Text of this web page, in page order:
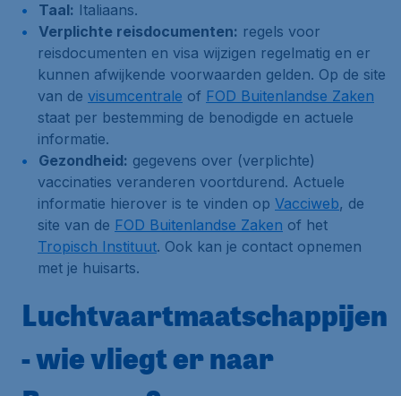
Taal: Italiaans.
Verplichte reisdocumenten: regels voor
reisdocumenten en visa wijzigen regelmatig en er
kunnen afwijkende voorwaarden gelden. Op de site
van de visumcentrale of FOD Buitenlandse Zaken
staat per bestemming de benodigde en actuele
informatie.
Gezondheid: gegevens over (verplichte)
vaccinaties veranderen voortdurend. Actuele
informatie hierover is te vinden op Vacciweb, de
site van de FOD Buitenlandse Zaken of het
Tropisch Instituut. Ook kan je contact opnemen
met je huisarts.
Luchtvaartmaatschappijen
- wie vliegt er naar